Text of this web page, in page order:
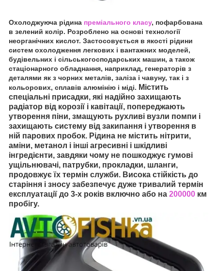
Охолоджуюча рідина преміального класу, пофарбована
в зелений колір. Розроблено на основі технології
неорганічних кислот. Застосовується в якості рідини
систем охолодження легкових і вантажних моделей,
будівельних і сільськогосподарських машин, а також
стаціонарного обладнання, наприклад, генераторів з
деталями як з чорних металів, заліза і чавуну, так і з
кольорових, сплавів алюмінію і міді. Містить
спеціальні присадки, які надійно захищають
радіатор від корозії і кавітації, попереджають
утворення піни, змащують рухливі вузли помпи і
захищають систему від закипання і утворення в
ній парових пробок. Рідина не містить нітрити,
аміни, метанол і інші агресивні і шкідливі
інгредієнти, завдяки чому не пошкоджує гумові
ущільнювачі, патрубки, прокладки, шланги,
продовжує їх термін служби. Висока стійкість до
старіння і зносу забезпечує дуже тривалий термін
експлуатації до 3-х років включно або на 200000 км
пробігу.